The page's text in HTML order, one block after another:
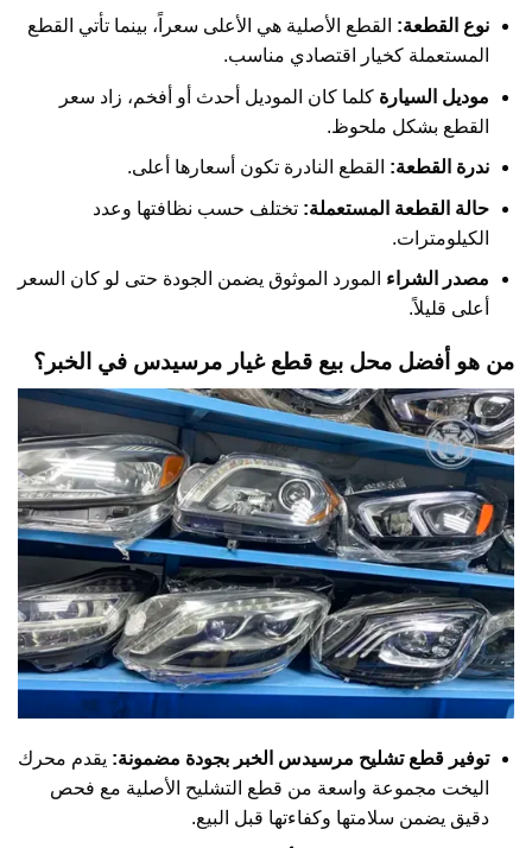
نوع القطعة: القطع الأصلية هي الأعلى سعراً، بينما تأتي القطع
المستعملة كخيار اقتصادي مناسب.
موديل السيارة كلما كان الموديل أحدث أو أفخم، زاد سعر
القطع بشكل ملحوظ.
ندرة القطعة: القطع النادرة تكون أسعارها أعلى.
حالة القطعة المستعملة: تختلف حسب نظافتها وعدد
الكيلومترات.
مصدر الشراء المورد الموثوق يضمن الجودة حتى لو كان السعر
أعلى قليلاً.
من هو أفضل محل بيع قطع غيار مرسيدس في الخبر؟
توفير قطع تشليح مرسيدس الخبر بجودة مضمونة: يقدم محرك
اليخت مجموعة واسعة من قطع التشليح الأصلية مع فحص
دقيق يضمن سلامتها وكفاءتها قبل البيع.